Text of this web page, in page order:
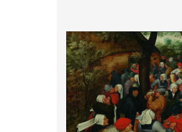
پرفروش‌ترین تابلوها